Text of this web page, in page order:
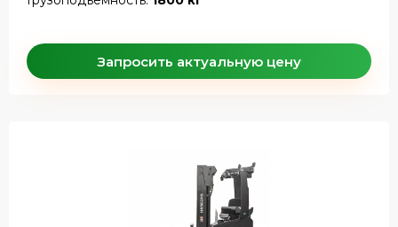
Запросить актуальную цену